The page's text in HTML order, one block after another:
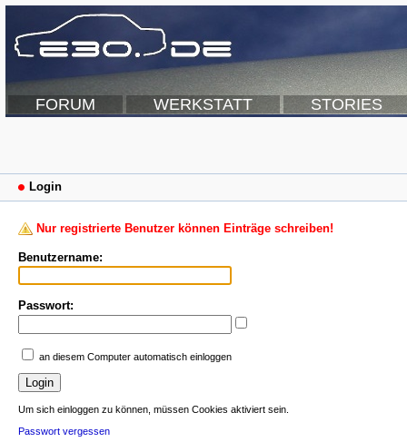
FORUM WERKSTATT STORIES
Login
Nur registrierte Benutzer können Einträge schreiben!
Benutzername:
Passwort:
an diesem Computer automatisch einloggen
Um sich einloggen zu können, müssen Cookies aktiviert sein.
Passwort vergessen